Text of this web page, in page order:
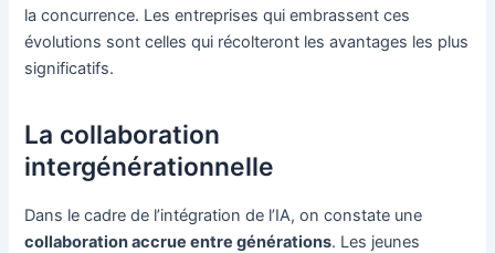
la concurrence. Les entreprises qui embrassent ces
évolutions sont celles qui récolteront les avantages les plus
significatifs.
La collaboration
intergénérationnelle
Dans le cadre de l’intégration de l’IA, on constate une
collaboration accrue entre générations. Les jeunes